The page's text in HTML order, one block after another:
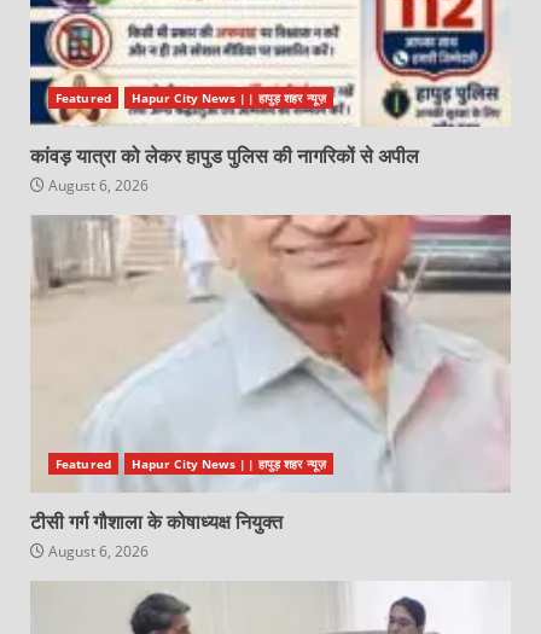
Featured Hapur City News || हापुड़ शहर न्यूज़
कांवड़ यात्रा को लेकर हापुड पुलिस की नागरिकों से अपील
August 6, 2026
Featured Hapur City News || हापुड़ शहर न्यूज़
टीसी गर्ग गौशाला के कोषाध्यक्ष नियुक्त
August 6, 2026